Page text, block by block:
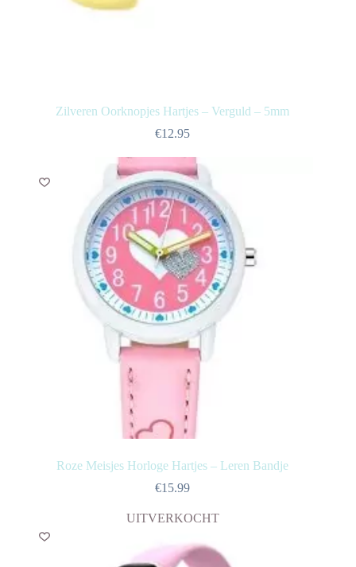
Zilveren Oorknopjes Hartjes – Verguld – 5mm
€12.95
Roze Meisjes Horloge Hartjes – Leren Bandje
€15.99
UITVERKOCHT